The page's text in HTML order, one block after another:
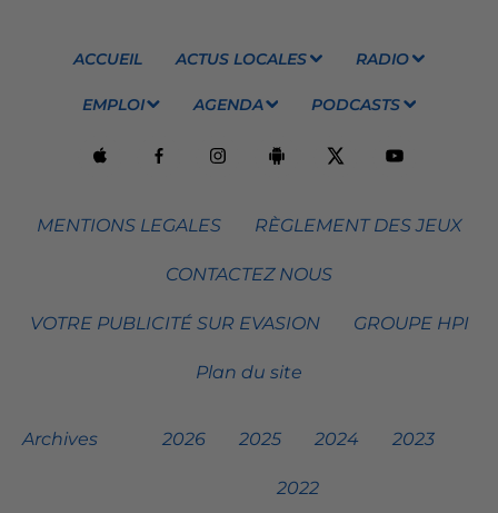
ACCUEIL ACTUS LOCALES RADIO
EMPLOI AGENDA PODCASTS
MENTIONS LEGALES RÈGLEMENT DES JEUX
CONTACTEZ NOUS
VOTRE PUBLICITÉ SUR EVASION GROUPE HPI
Plan du site
Archives 2026 2025 2024 2023
2022